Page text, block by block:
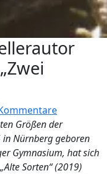
Größen der
Nürnberg geboren
Gymnasium, hat sich
Sorten“ (2019)